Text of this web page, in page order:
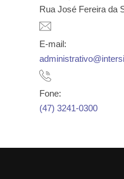
Rua José Fereira da
E-mail:
Fone:
(47) 3241-0300